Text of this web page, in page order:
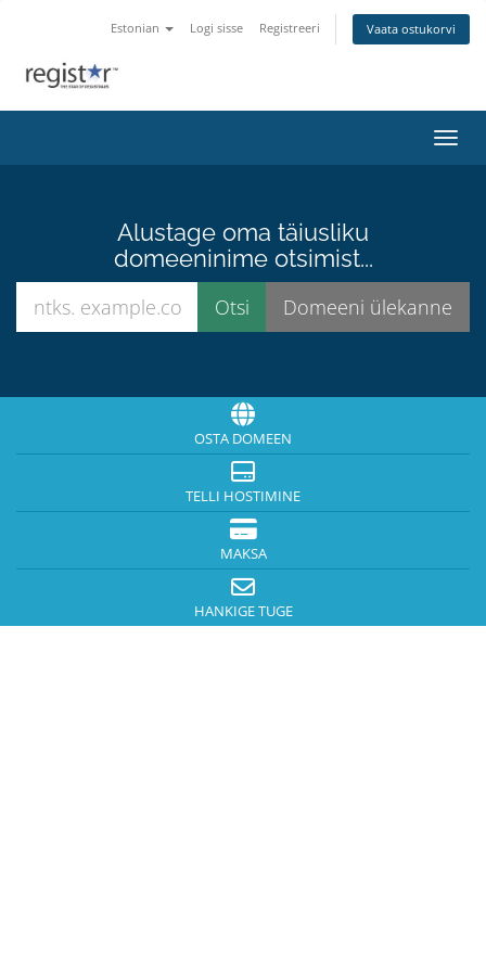
Estonian Logi sisse Registreeri Vaata ostukorvi
Alustage oma täiusliku
domeeninime otsimist...
OSTA DOMEEN
TELLI HOSTIMINE
MAKSA
HANKIGE TUGE